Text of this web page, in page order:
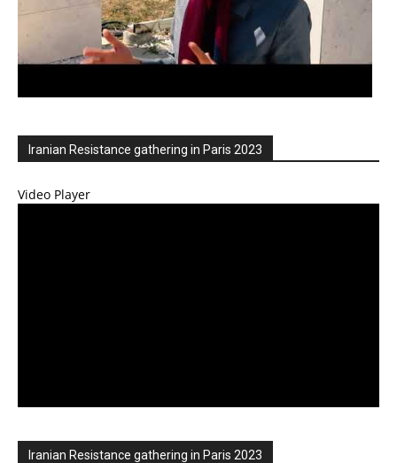
Iranian Resistance gathering in Paris 2023
Video Player
Iranian Resistance gathering in Paris 2023